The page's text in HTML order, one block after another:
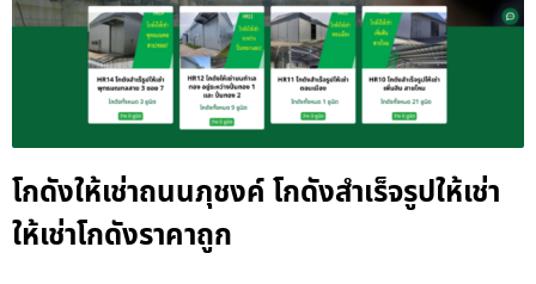
โกดังให้เช่าถนนภุชงค์ โกดังสำเร็จรูปให้เช่า
ให้เช่าโกดังราคาถูก